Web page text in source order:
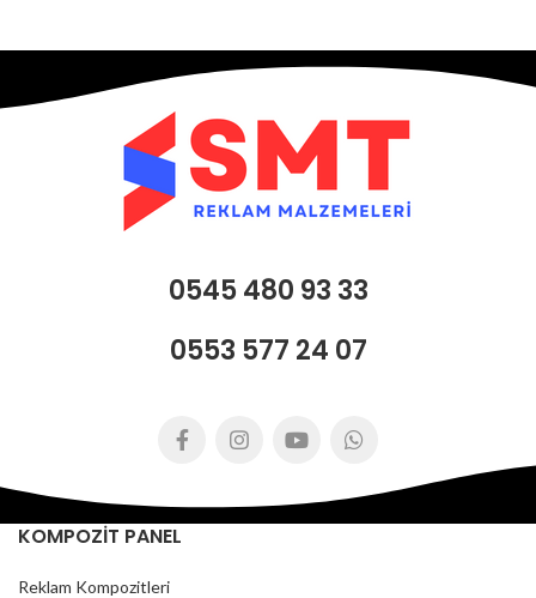
0545 480 93 33
0553 577 24 07
KOMPOZİT PANEL
Reklam Kompozitleri